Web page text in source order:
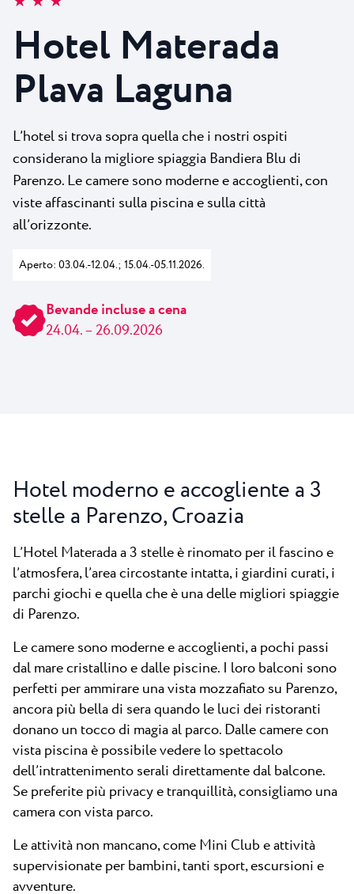
Plava Laguna Sport
Soggiorno attivo
Marine
Gastronomia
Pepi Club
Esplora tutti
Novità
Contatto
Hotel Materada
Plava Laguna
L’hotel si trova sopra quella che i nostri ospiti
considerano la migliore spiaggia Bandiera Blu di
Parenzo. Le camere sono moderne e accoglienti, con
viste affascinanti sulla piscina e sulla città
all’orizzonte.
Aperto: 03.04.-12.04.; 15.04.-05.11.2026.
Bevande incluse a cena
24.04. – 26.09.2026
Hotel moderno e accogliente a 3
stelle a Parenzo, Croazia
L’Hotel Materada a 3 stelle è rinomato per il fascino e
l’atmosfera, l’area circostante intatta, i giardini curati, i
parchi giochi e quella che è una delle migliori spiaggie
di Parenzo.
Le camere sono moderne e accoglienti, a pochi passi
dal mare cristallino e dalle piscine. I loro balconi sono
perfetti per ammirare una vista mozzafiato su Parenzo,
ancora più bella di sera quando le luci dei ristoranti
donano un tocco di magia al parco. Dalle camere con
vista piscina è possibile vedere lo spettacolo
dell’intrattenimento serali direttamente dal balcone.
Se preferite più privacy e tranquillità, consigliamo una
camera con vista parco.
Le attività non mancano, come Mini Club e attività
supervisionate per bambini, tanti sport, escursioni e
avventure.